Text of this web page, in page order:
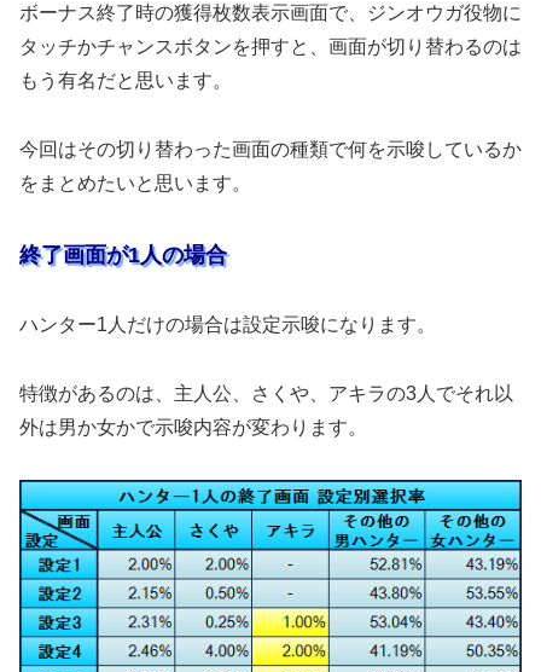
ボーナス終了時の獲得枚数表示画面で、ジンオウガ役物に
タッチかチャンスボタンを押すと、画面が切り替わるのは
もう有名だと思います。
今回はその切り替わった画面の種類で何を示唆しているか
をまとめたいと思います。
終了画面が1人の場合
ハンター1人だけの場合は設定示唆になります。
特徴があるのは、主人公、さくや、アキラの3人でそれ以
外は男か女かで示唆内容が変わります。